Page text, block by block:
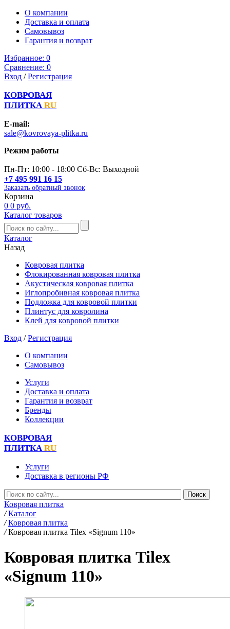
О компании
Доставка и оплата
Самовывоз
Гарантия и возврат
Избранное: 0
Сравнение: 0
Вход /Регистрация
КОВРОВАЯ
ПЛИТКА RU
E-mail:
sale@kovrovaya-plitka.ru
Режим работы
Пн-Пт: 10:00 - 18:00 Сб-Вс: Выходной
+7 495 991 16 15
Заказать обратный звонок
Корзина
0 0 руб.
Каталог товаров
Каталог
Назад
Ковровая плитка
Флокированная ковровая плитка
Акустическая ковровая плитка
Иглопробивная ковровая плитка
Подложка для ковровой плитки
Плинтус для ковролина
Клей для ковровой плитки
Вход /Регистрация
О компании
Самовывоз
Услуги
Доставка и оплата
Гарантия и возврат
Бренды
Коллекции
КОВРОВАЯ
ПЛИТКА RU
Услуги
Доставка в регионы РФ
Ковровая плитка
/ Каталог
/ Ковровая плитка
/ Ковровая плитка Tilex «Signum 110»
Ковровая плитка Tilex
«Signum 110»